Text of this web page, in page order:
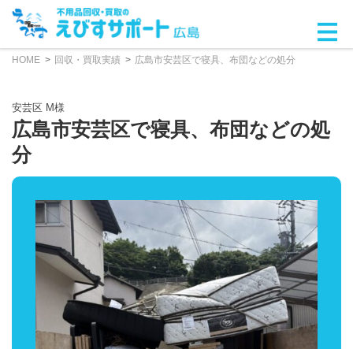
HOME 回収・買取実績 広島市安芸区で寝具、布団などの処分
安芸区 M様
広島市安芸区で寝具、布団などの処
分